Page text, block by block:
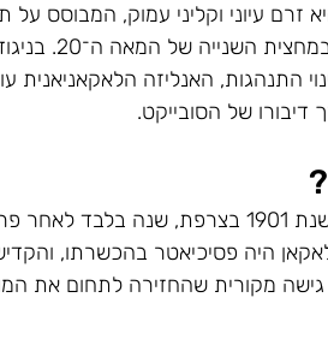
זרם עיוני וקליני עמוק, המבוסס
התנהגות, האנליזה
של הסובייקט.
פרויד
בשנת 1981. לאקאן היה פסיכיאטר
גישה מקורית שהחזירה לתחום את